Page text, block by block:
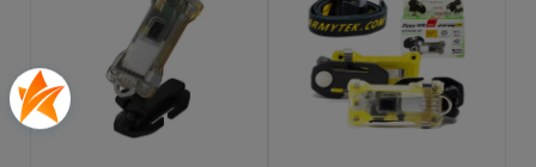
Przejdź do produktu